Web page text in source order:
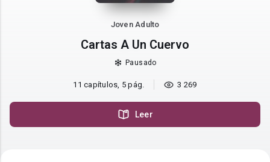
Joven Adulto
Cartas A Un Cuervo
Pausado
11 capítulos, 5 pág. 3 269
Leer